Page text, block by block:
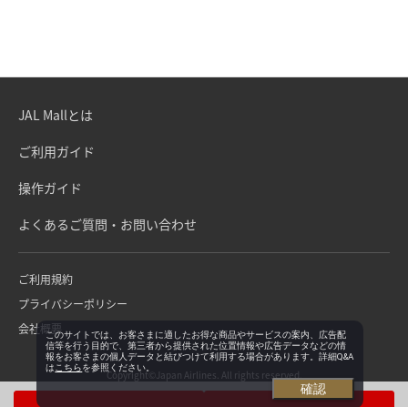
JAL Mallとは
ご利用ガイド
操作ガイド
よくあるご質問・お問い合わせ
ご利用規約
プライバシーポリシー
会社概要
Copyright©Japan Airlines. All rights reserved.
このサイトでは、お客さまに適したお得な商品やサービスの案内、広告配
信等を行う目的で、第三者から提供された位置情報や広告データなどの情
報をお客さまの個人データと結びつけて利用する場合があります。詳細Q&A
は こちらを参照ください。
確認